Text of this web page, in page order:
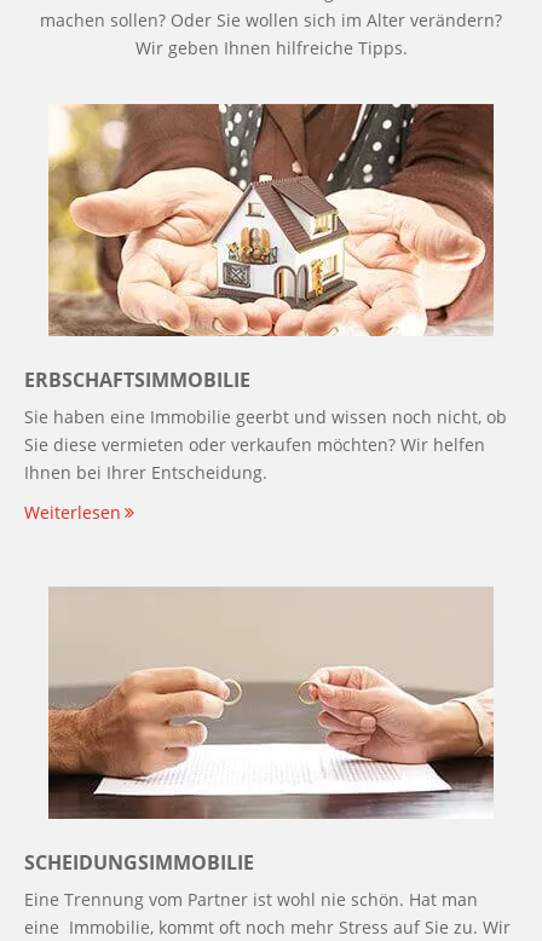
machen sollen? Oder Sie wollen sich im Alter verändern?
Wir geben Ihnen hilfreiche Tipps.
ERBSCHAFTSIMMOBILIE
Sie haben eine Immobilie geerbt und wissen noch nicht, ob
Sie diese vermieten oder verkaufen möchten? Wir helfen
Ihnen bei Ihrer Entscheidung.
Weiterlesen
SCHEIDUNGSIMMOBILIE
Eine Trennung vom Partner ist wohl nie schön. Hat man
eine Immobilie, kommt oft noch mehr Stress auf Sie zu. Wir